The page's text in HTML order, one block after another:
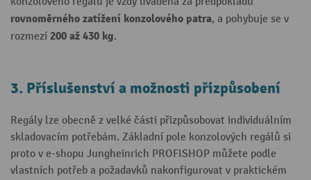
rovnoměrného zatížení konzolového patra, a pohybuje se v
rozmezí 200 až 430 kg.
3. Příslušenství a možnosti přizpůsobení
Regály lze obecně z velké části přizpůsobovat individuálním
skladovacím potřebám. Základní pole konzolových regálů si
proto v e-shopu Jungheinrich PROFISHOP můžete podle
vlastních potřeb a požadavků nakonfigurovat v praktickém